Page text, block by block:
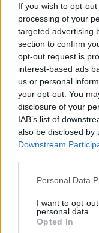
If you wish to opt-
processing of your
targeted advertising
section to confirm
opt-out request is
interest-based ads
us or personal
your opt-out. You
disclosure of your
IAB’s list of
also be disclosed by
Downstream
Personal Data
I want to opt-
personal data.
Opted In
procedure previste”.
“Il processo –
responsabilità ai
mandanti e
Paese. È un dovere,
essere al fianco
strage la cui tenacia e
processo che
aspettiamo da
“Tanti ne sono
come un evento
tante vite spezzate e